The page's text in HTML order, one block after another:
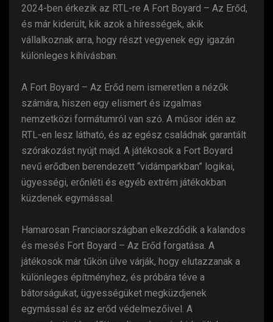
2024-ben érkezik az RTL-re A Fort Boyard – Az Erőd,
és már kiderült, kik azok a hírességek, akik
vállalkoznak arra, hogy részt vegyenek egy igazán
különleges kihívásban.
A Fort Boyard – Az Erőd nem ismeretlen a nézők
számára, hiszen egy elismert és izgalmas
nemzetközi formátumról van szó. A műsor idén az
RTL-en lesz látható, és az egész családnak garantált
szórakozást nyújt majd. A játékosok a Fort Boyard
nevű erődben berendezett “vidámparkban” logikai,
ügyességi, erőnléti és egyéb extrém játékokban
küzdenek egymással.
Hamarosan Franciaországban elkezdődik a kalandos
és mesés Fort Boyard – Az Erőd forgatása. A
játékosok már tűkön ülve várják, hogy elutazzanak a
különleges építményhez, és próbára téve a
bátorságukat, ügyességüket megküzdjenek
egymással és az erőd védelmezőivel. A